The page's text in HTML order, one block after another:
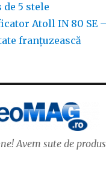
de 5 stele
Atoll IN 80 SE
franțuzească
Avem sute de